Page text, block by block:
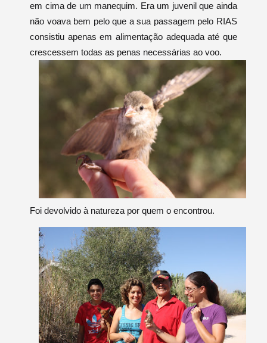
em cima de um manequim. Era um juvenil que ainda
não voava bem pelo que a sua passagem pelo RIAS
consistiu apenas em alimentação adequada até que
crescessem todas as penas necessárias ao voo.
Foi devolvido à natureza por quem o encontrou.